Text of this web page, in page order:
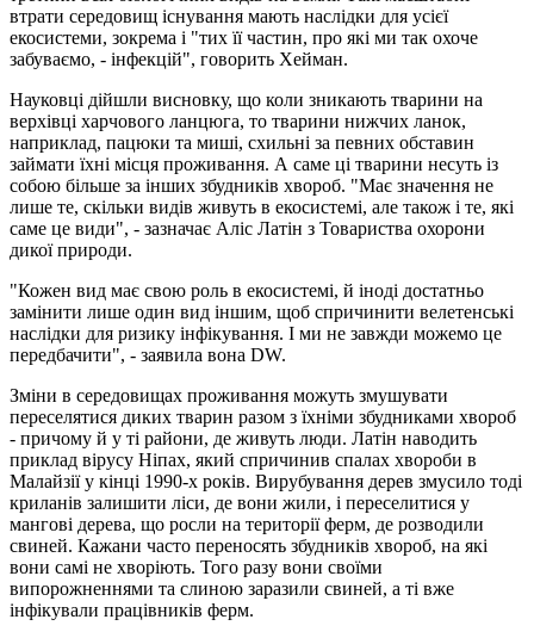
втрати середовищ існування мають наслідки для усієї
екосистеми, зокрема і "тих її частин, про які ми так охоче
забуваємо, - інфекцій", говорить Хейман.
Науковці дійшли висновку, що коли зникають тварини на
верхівці харчового ланцюга, то тварини нижчих ланок,
наприклад, пацюки та миші, схильні за певних обставин
займати їхні місця проживання. А саме ці тварини несуть із
собою більше за інших збудників хвороб. "Має значення не
лише те, скільки видів живуть в екосистемі, але також і те, які
саме це види", - зазначає Аліс Латін з Товариства охорони
дикої природи.
"Кожен вид має свою роль в екосистемі, й іноді достатньо
замінити лише один вид іншим, щоб спричинити велетенські
наслідки для ризику інфікування. І ми не завжди можемо це
передбачити", - заявила вона DW.
Зміни в середовищах проживання можуть змушувати
переселятися диких тварин разом з їхніми збудниками хвороб
- причому й у ті райони, де живуть люди. Латін наводить
приклад вірусу Ніпах, який спричинив спалах хвороби в
Малайзії у кінці 1990-х років. Вирубування дерев змусило тоді
криланів залишити ліси, де вони жили, і переселитися у
мангові дерева, що росли на території ферм, де розводили
свиней. Кажани часто переносять збудників хвороб, на які
вони самі не хворіють. Того разу вони своїми
випорожненнями та слиною заразили свиней, а ті вже
інфікували працівників ферм.